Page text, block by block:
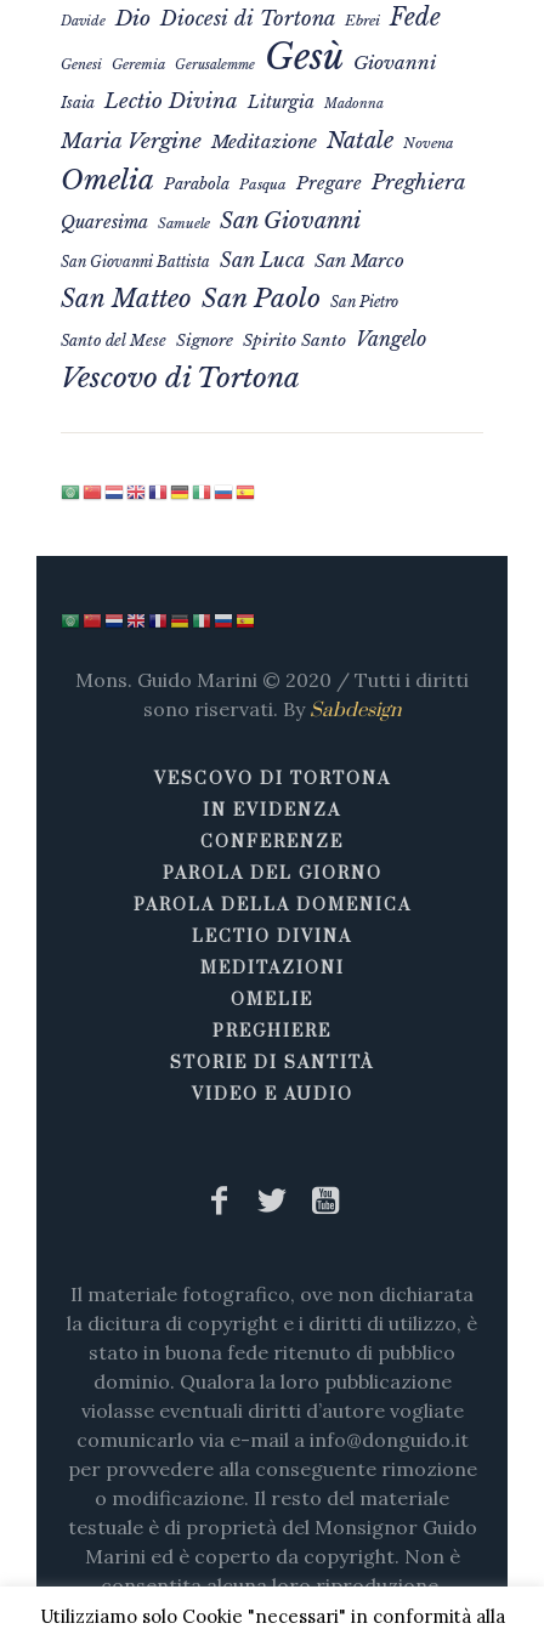
Davide Dio Diocesi di Tortona Ebrei Fede
Genesi Geremia Gerusalemme Gesù Giovanni
Isaia Lectio Divina Liturgia Madonna
Maria Vergine Meditazione Natale Novena
Omelia Parabola Pasqua Pregare Preghiera
Quaresima Samuele San Giovanni
San Giovanni Battista San Luca San Marco
San Matteo San Paolo San Pietro
Santo del Mese Signore Spirito Santo Vangelo
Vescovo di Tortona
Mons. Guido Marini © 2020 / Tutti i diritti
sono riservati. By Sabdesign
VESCOVO DI TORTONA
IN EVIDENZA
CONFERENZE
PAROLA DEL GIORNO
PAROLA DELLA DOMENICA
LECTIO DIVINA
MEDITAZIONI
OMELIE
PREGHIERE
STORIE DI SANTITÀ
VIDEO E AUDIO
Il materiale fotografico, ove non dichiarata
la dicitura di copyright e i diritti di utilizzo, è
stato in buona fede ritenuto di pubblico
dominio. Qualora la loro pubblicazione
violasse eventuali diritti d’autore vogliate
comunicarlo via e-mail a info@donguido.it
per provvedere alla conseguente rimozione
o modificazione. Il resto del materiale
testuale è di proprietà del Monsignor Guido
Marini ed è coperto da copyright. Non è
consentita alcuna loro riproduzione,
nemmeno parziale (su stampa o in digitale)
Utilizziamo solo Cookie "necessari" in conformità alla